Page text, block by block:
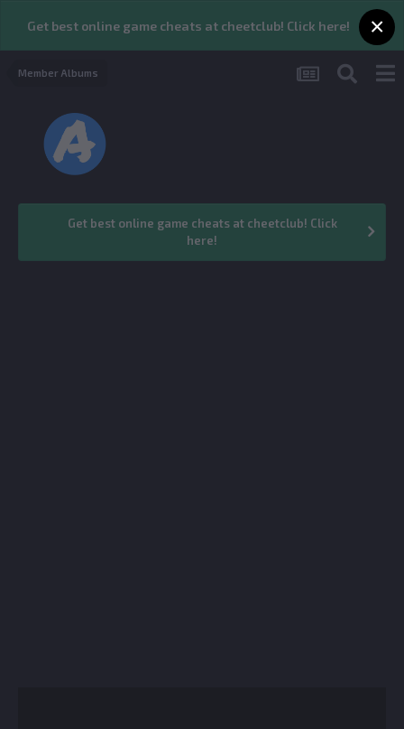
Get best online game cheats at cheetclub! Click here! ×
Member Albums
Get best online game cheats at cheetclub! Click
here!
×